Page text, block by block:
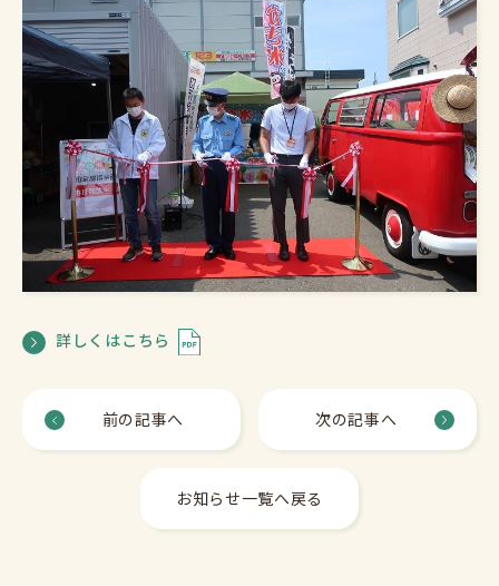
詳しくはこちら
前の記事へ 次の記事へ
お知らせ一覧へ戻る